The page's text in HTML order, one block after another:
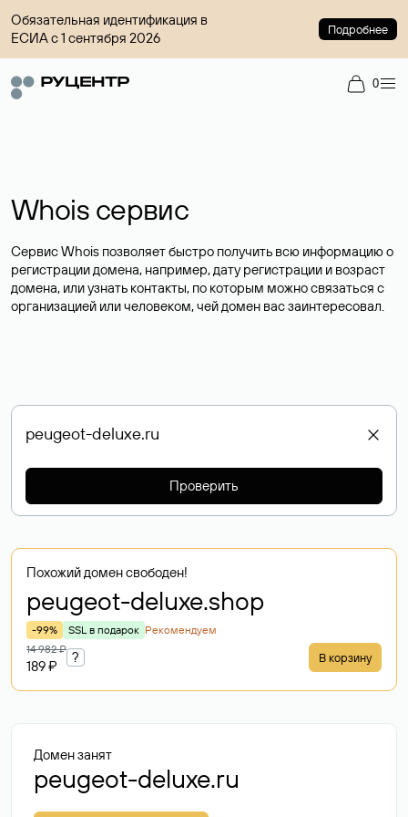
Обязательная идентификация в
ЕСИА с 1 сентября 2026
Подробнее
0
Whois сервис
Сервис Whois позволяет быстро получить всю информацию о
регистрации домена, например, дату регистрации и возраст
домена, или узнать контакты, по которым можно связаться с
организацией или человеком, чей домен вас заинтересовал.
Проверить
Похожий домен свободен!
peugeot-deluxe.shop
-99% SSL в подарок Рекомендуем
14 982 ₽
189 ₽
? В корзину
Домен занят
peugeot-deluxe.ru